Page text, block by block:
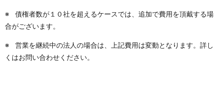
※ 債権者数が１０社を超えるケースでは、追加で費用を頂戴する場
合がございます。
※ 営業を継続中の法人の場合は、上記費用は変動となります。詳し
くはお問い合わせください。